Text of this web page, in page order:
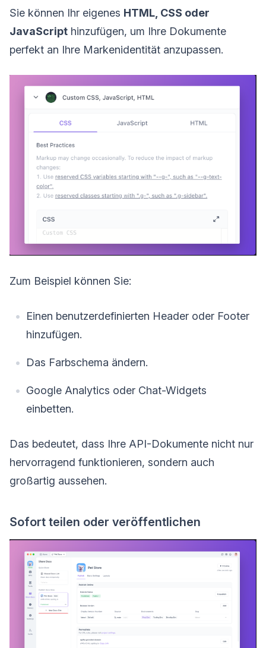
Sie können Ihr eigenes HTML, CSS oder
JavaScript hinzufügen, um Ihre Dokumente
perfekt an Ihre Markenidentität anzupassen.
Zum Beispiel können Sie:
Einen benutzerdefinierten Header oder Footer
hinzufügen.
Das Farbschema ändern.
Google Analytics oder Chat-Widgets
einbetten.
Das bedeutet, dass Ihre API-Dokumente nicht nur
hervorragend funktionieren, sondern auch
großartig aussehen.
Sofort teilen oder veröffentlichen